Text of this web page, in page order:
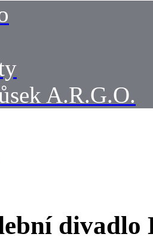
A.R.G.O.
divadlo